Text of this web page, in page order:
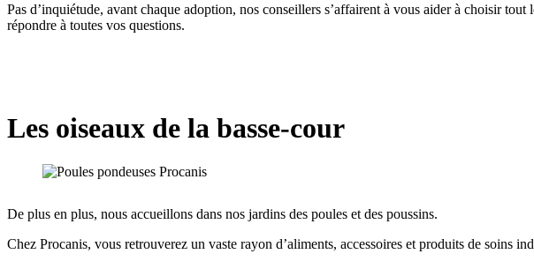
Pas d’inquiétude, avant chaque adoption, nos conseillers s’affairent à vous aider à choisir
répondre à toutes vos questions.
Les oiseaux de la basse-cour
De plus en plus, nous accueillons dans nos jardins des poules et des poussins.
Chez Procanis, vous retrouverez un vaste rayon d’aliments, accessoires et produits de soins